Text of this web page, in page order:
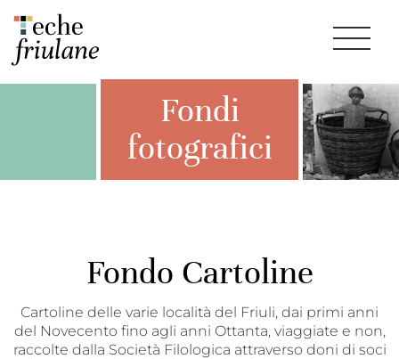
Fondi
fotografici
Fondo Cartoline
Cartoline delle varie località del Friuli, dai primi anni
del Novecento fino agli anni Ottanta, viaggiate e non,
raccolte dalla Società Filologica attraverso doni di soci